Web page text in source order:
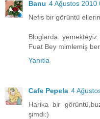
Banu 4 Ağustos 2010
Nefis bir görüntü
Bloglarda
Fuat Bey mimlemiş
Yanıtla
Cafe Pepela 4
Harika bir
şimdi:)